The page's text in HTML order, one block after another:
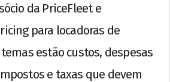
da PriceFleet e
para locadoras de
estão custos, despesas
e taxas que devem